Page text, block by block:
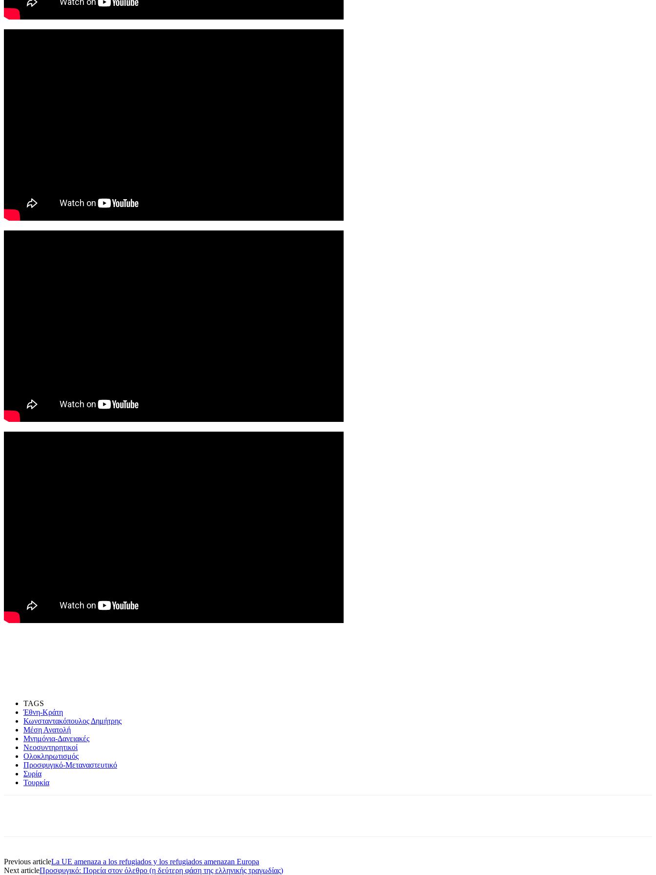
TAGS
Έθνη-Κράτη
Κωνσταντακόπουλος Δημήτρης
Μέση Ανατολή
Μνημόνια-Δανειακές
Νεοσυντηρητικοί
Ολοκληρωτισμός
Προσφυγικό-Μεταναστευτικό
Συρία
Τουρκία
Previous articleLa UE amenaza a los refugiados y los refugiados amenazan Europa
Next articleΠροσφυγικό: Πορεία στον όλεθρο (η δεύτερη φάση της ελληνικής τραγωδίας)